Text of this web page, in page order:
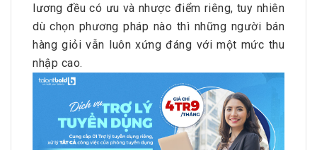
lương đều có ưu và nhược điểm riêng, tuy nhiên
dù chọn phương pháp nào thì những người bán
hàng giỏi vẫn luôn xứng đáng với một mức thu
nhập cao.